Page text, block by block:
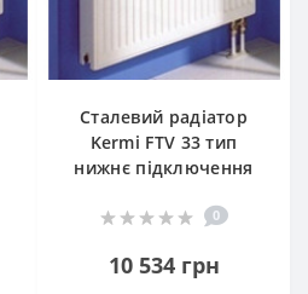
Сталевий радіатор
Kermi FTV 33 тип
нижнє підключення
0
10 534 грн